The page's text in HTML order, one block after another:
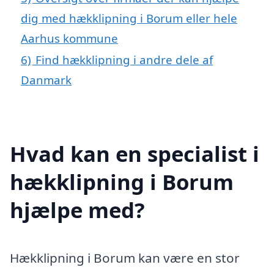
dig med hækklipning i Borum eller hele
Aarhus kommune
6) Find hækklipning i andre dele af
Danmark
Hvad kan en specialist i
hækklipning i Borum
hjælpe med?
Hækklipning i Borum kan være en stor